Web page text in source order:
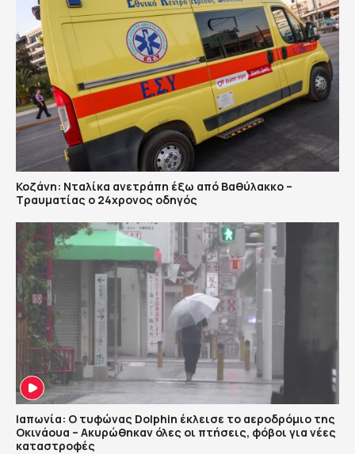
Κοζάνη: Νταλίκα ανετράπη έξω από Βαθύλακκο –
Τραυματίας ο 24χρονος οδηγός
Ιαπωνία: Ο τυφώνας Dolphin έκλεισε το αεροδρόμιο της
Οκινάουα – Ακυρώθηκαν όλες οι πτήσεις, φόβοι για νέες
καταστροφές